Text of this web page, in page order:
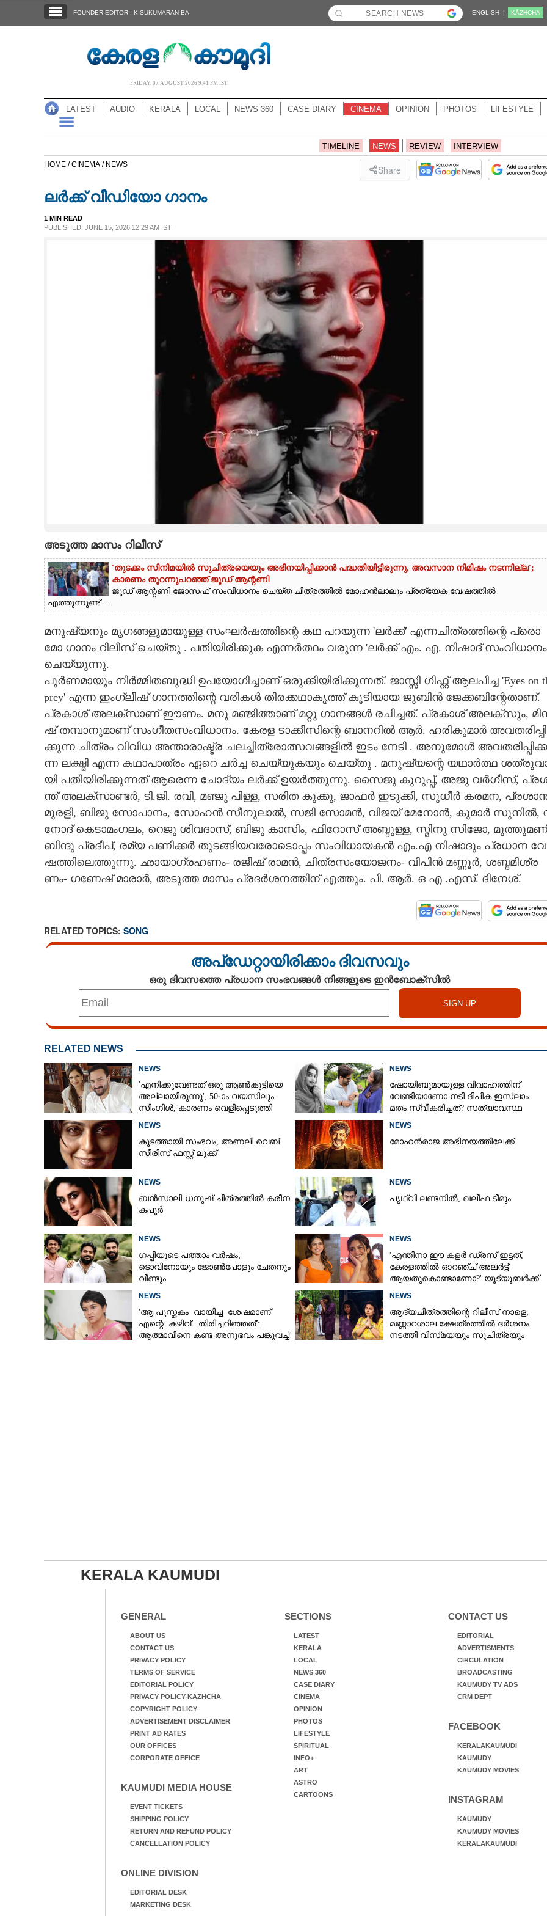
NOTIFIED NEWS
CARTOONS
LITERATURE
CONTACT US
FOUNDER EDITOR : K SUKUMARAN BA ENGLISH | KĀZHCHA
FRIDAY, 07 AUGUST 2026 9.41 PM IST
LATEST AUDIO KERALA LOCAL NEWS 360 CASE DIARY CINEMA OPINION PHOTOS LIFESTYLE
TIMELINE NEWS REVIEW INTERVIEW
HOME /CINEMA / NEWS Share
ലർക്ക് വീഡിയോ ഗാനം
1 MIN READ
PUBLISHED: JUNE 15, 2026 12:29 AM IST
അടുത്ത മാസം റിലീസ്
'തുടക്കം സിനിമയിൽ സുചിത്രയെയും അഭിനയിപ്പിക്കാൻ പദ്ധതിയിട്ടിരുന്നു,​ അവസാന നിമിഷം നടന്നില്ല';
കാരണം തുറന്നുപറഞ്ഞ് ജൂഡ് ആന്റണി
ജൂഡ് ആന്റണി ജോസഫ് സംവിധാനം ചെയ്ത ചിത്രത്തിൽ മോഹൻലാലും പ്രത്യേക വേഷത്തിൽ
എത്തുന്നുണ്ട്....
മ​നു​ഷ്യ​നും​ ​മൃ​ഗ​ങ്ങ​ളു​മാ​യു​ള്ള​ ​സം​ഘ​ർ​ഷ​ത്തി​ന്റെ​ ​ക​ഥ​ ​പ​റ​യു​ന്ന​ ​'​ല​ർ​ക്ക്'​ ​എ​ന്ന​ചി​ത്ര​ത്തി​ന്റെ​ ​പ്രൊ​
മോ​ ​ഗാ​നം​ ​റി​ലീ​സ് ​ചെ​യ്തു​ .​ ​പ​തി​യി​രി​ക്കു​ക​ ​എ​ന്ന​ർ​ത്ഥം​ ​വ​രു​ന്ന​ ​'​ല​ർ​ക്ക് ​എം.​ ​എ.​ ​നി​ഷാ​ദ് ​സം​വി​ധാ​നം​ ​
ചെ​യ്യു​ന്നു.
പൂ​ർ​ണ​മാ​യും​ ​നി​ർ​മ്മി​ത​ബു​ദ്ധി​ ​ഉ​പ​യോ​ഗി​ച്ചാ​ണ് ​ഒ​രു​ക്കി​യി​രി​ക്കു​ന്ന​ത്.​ ​ജാ​സ്സി​ ​ഗി​ഫ്റ്റ് ​ആ​ല​പി​ച്ച​ ​'​E​y​e​s​ ​o​n​
​p​r​e​y​'​ ​എ​ന്ന​ ​ഇം​ഗ്ലീ​ഷ്‌​ ​ഗാ​ന​ത്തി​ന്റെ​ ​വ​രി​ക​ൾ​ ​തി​ര​ക്ക​ഥാ​കൃ​ത്ത് ​കൂ​ടി​യാ​യ​ ​ജു​ബി​ൻ​ ​ജേ​ക്ക​ബി​ന്റേ​താ​ണ്.​ ​
പ്ര​കാ​ശ് ​അ​ല​ക്സാ​ണ് ​ഈ​ണം.​ ​മ​നു​ ​മ​ഞ്ജി​ത്താ​ണ് ​മ​റ്റു​ ​ഗാ​ന​ങ്ങ​ൾ​ ​ര​ചി​ച്ച​ത്.​ ​പ്ര​കാ​ശ് ​അ​ല​ക്സും,​
ഷ് ​ത​മ്പാ​നു​മാ​ണ് ​സം​ഗീ​ത​സം​വി​ധാ​നം.​ ​കേ​ര​ള​ ​ടാ​ക്കീ​സി​ന്റെ​ ​ബാ​ന​റി​ൽ​ ​ആ​ർ.​ ​ഹ​രി​കു​മാ​ർ​ ​അ​വ​ത​രി​പ്പി​
ക്കു​ന്ന​ ​ചി​ത്രം​ ​വി​വി​ധ​ ​അ​ന്താ​രാ​ഷ്ട്ര​ ​ച​ല​ച്ചി​ത്രോ​ത്സ​വ​ങ്ങ​ളി​ൽ​ ​ഇ​ടം​ ​നേ​ടി​ .​ ​അ​നു​മോ​ൾ​
ന്ന​ ​ല​ക്ഷ്മി​ ​എ​ന്ന​ ​ക​ഥാ​പാ​ത്രം​ ​ഏ​റെ​ ​ച​ർ​ച്ച​ ​ചെയ്യുക​യും​ ​ചെ​യ്തു​ .​ ​മ​നു​ഷ്യ​ന്റെ​ ​യ​ഥാ​ർ​ത്ഥ​
യി​ ​പ​തി​യി​രി​ക്കു​ന്ന​ത് ​ആ​രെ​ന്ന​ ​ചോ​ദ്യം​ ​ല​ർ​ക്ക് ​ഉ​യ​ർ​ത്തു​ന്നു.​ ​സൈ​ജു​ ​കു​റു​പ്പ്,​ ​അ​ജു​ ​വ​ർ​ഗീ​സ്,​
ന്ത് ​അ​ല​ക്സാ​ണ്ട​ർ,​ ​ടി.​ജി.​ ​ര​വി,​ ​മ​ഞ്ജു​ ​പി​ള്ള,​ ​സ​രി​ത​ ​കു​ക്കു,​ ​ജാ​ഫ​ർ​ ​ഇ​ടു​ക്കി,​ ​സു​ധീ​ർ​ ​ക​ര​മ​ന,​
മു​ര​ളി,​ ​ബി​ജു​ ​സോ​പാ​നം,​ ​സോ​ഹ​ൻ​ ​സീ​നു​ലാ​ൽ,​ ​സ​ജി​ ​സോ​മ​ൻ,​ ​വി​ജ​യ് ​മേ​നോ​ൻ,​ ​കു​മാ​ർ​ ​സു​നി​ൽ,​
നോ​ദ് ​കെ​ടാ​മം​ഗ​ലം,​ ​റെ​ജു​ ​ശി​വ​ദാ​സ്,​ ​ബി​ജു​ ​കാ​സിം,​ ​ഫി​റോ​സ് ​അ​ബ്ദു​ള്ള,​ ​സ്മി​നു​ ​സി​ജോ,​
​ബി​ന്ദു​ ​പ്ര​ദീ​പ്,​ ​ര​മ്യ​ ​പ​ണി​ക്ക​ർ​ ​തു​ട​ങ്ങി​യ​വ​രോ​ടൊ​പ്പം​ ​സം​വി​ധാ​യ​ക​ൻ​ ​എം.​എ​ ​നി​ഷാ​ദും​ ​പ്ര​ധാ​ന​ ​വേ​
ഷ​ത്തി​ലെ​ത്തു​ന്നു.​ ​ഛാ​യാ​ഗ്ര​ഹ​ണം​-​ ​ര​ജീ​ഷ് ​രാ​മ​ൻ,​ ​ചി​ത്ര​സം​യോ​ജ​നം​-​ ​വി​പി​ൻ​ ​മ​ണ്ണൂ​ർ,​ ​ശ​ബ്ദ​മി​ശ്ര​
ണം​-​ ​ഗ​ണേ​ഷ് ​മാ​രാ​ർ,​ ​അ​ടു​ത്ത​ ​മാ​സം​ ​പ്ര​ദ​ർ​ശ​ന​ത്തി​ന് ​എ​ത്തും.​ ​പി.​ ​ആ​ർ.​ ​ഒ​ ​എ​ .​എ​സ്.​ ​ദി​നേ​ശ്.
RELATED TOPICS: SONG
അപ്ഡേറ്റായിരിക്കാം ദിവസവും
ഒരു ദിവസത്തെ പ്രധാന സംഭവങ്ങൾ നിങ്ങളുടെ ഇൻബോക്സിൽ
RELATED NEWS
NEWS
'എനിക്കുവേണ്ടത് ഒരു ആൺകുട്ടിയെ
അല്ലായിരുന്നു'; 50-ാം വയസിലും
സിംഗിൾ, കാരണം വെളിപ്പെടുത്തി
NEWS
ഷോയിബുമായുള്ള വിവാഹത്തിന്
വേണ്ടിയാണോ നടി ദീപിക ഇസ്ലാം
മതം സ്വീകരിച്ചത്? സത്യാവസ്ഥ
NEWS
കൂടത്തായി സംഭവം, അണലി വെബ്
സീരിസ് ഫസ്റ്റ് ലുക്ക്
NEWS
മോഹൻരാജ അഭിനയത്തിലേക്ക്
NEWS
ബൻസാലി-ധനുഷ് ചിത്രത്തിൽ കരീന
കപൂർ
NEWS
പൃഥ്വി ലണ്ടനിൽ, ഖലീഫ ടീമും
NEWS
ഗപ്പിയുടെ പത്താം വർഷം;​
ടൊവിനോയും ജോൺപോളും ചേതനും
വീണ്ടും
NEWS
'എന്തിനാ ഈ കളർ ഡ്രസ് ഇട്ടത്,
കേരളത്തിൽ ഓറഞ്ച് അല‌ർട്ട്
ആയതുകൊണ്ടാണോ?' യൂട്യൂബർക്ക്
NEWS
'ആ പുസ്തകം വായിച്ച ശേഷമാണ്
എന്റെ കഴിവ് തിരിച്ചറിഞ്ഞത്':
ആത്മാവിനെ കണ്ട അനുഭവം പങ്കുവച്ച്
NEWS
ആദ്യചിത്രത്തിന്റെ റിലീസ് നാളെ;
മണ്ണാറശാല ക്ഷേത്രത്തിൽ ദർശനം
നടത്തി വിസ്‌മയയും സുചിത്രയും
KERALA KAUMUDI
GENERAL
ABOUT US
CONTACT US
PRIVACY POLICY
TERMS OF SERVICE
EDITORIAL POLICY
PRIVACY POLICY-KAZHCHA
COPYRIGHT POLICY
ADVERTISEMENT DISCLAIMER
PRINT AD RATES
OUR OFFICES
CORPORATE OFFICE
KAUMUDI MEDIA HOUSE
EVENT TICKETS
SHIPPING POLICY
RETURN AND REFUND POLICY
CANCELLATION POLICY
ONLINE DIVISION
EDITORIAL DESK
MARKETING DESK
SECTIONS
LATEST
KERALA
LOCAL
NEWS 360
CASE DIARY
CINEMA
OPINION
PHOTOS
LIFESTYLE
SPIRITUAL
INFO+
ART
ASTRO
CARTOONS
CONTACT US
EDITORIAL
ADVERTISMENTS
CIRCULATION
BROADCASTING
KAUMUDY TV ADS
CRM DEPT
FACEBOOK
KERALAKAUMUDI
KAUMUDY
KAUMUDY MOVIES
INSTAGRAM
KAUMUDY
KAUMUDY MOVIES
KERALAKAUMUDI
ലർക്ക് വീഡിയോ ഗാനം